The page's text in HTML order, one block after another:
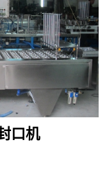
口机